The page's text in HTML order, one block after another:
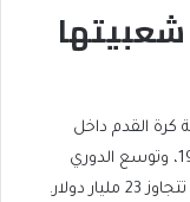
القدم داخل
الولايات المتحدة، مدعوما بإرث كأس العالم 1994، وتوسع الدوري